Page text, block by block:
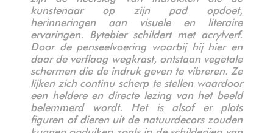
kunstenaar op zijn pad opdoet,
herinneringen aan visuele en literaire
ervaringen. Bytebier schildert met acrylverf.
Door de penseelvoering waarbij hij hier en
daar de verflaag wegkrast, ontstaan vegetale
schermen die de indruk geven te vibreren. Ze
lijken zich continu scherp te stellen waardoor
een heldere en directe lezing van het beeld
belemmerd wordt. Het is alsof er plots
figuren of dieren uit de natuurdecors zouden
kunnen opduiken zoals in de schilderijen van